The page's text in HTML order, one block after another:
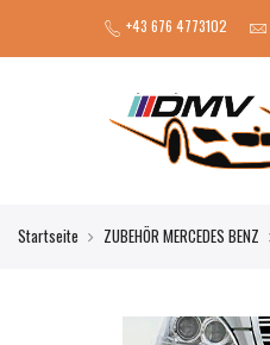
+43 676 4773102
Startseite ZUBEHÖR MERCEDES BENZ